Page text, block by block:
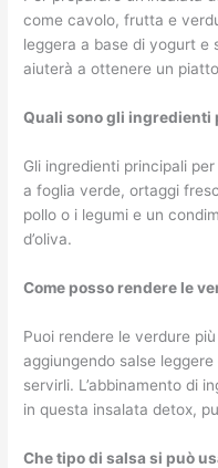
come cavolo, frutta e
leggera a base di yogurt e
aiuterà a ottenere un
Quali sono gli ingredienti
Gli ingredienti principali
a foglia verde, ortaggi
pollo o i legumi e un
d’oliva.
Come posso rendere le
Puoi rendere le verdure
aggiungendo salse
servirli. L’abbinamento di
in questa insalata detox,
Che tipo di salsa si può